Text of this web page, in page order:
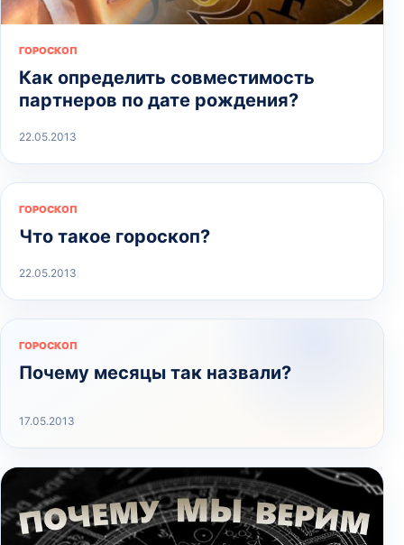
ГОРОСКОП
Как определить совместимость
партнеров по дате рождения?
22.05.2013
ГОРОСКОП
Что такое гороскоп?
22.05.2013
ГОРОСКОП
Почему месяцы так назвали?
17.05.2013